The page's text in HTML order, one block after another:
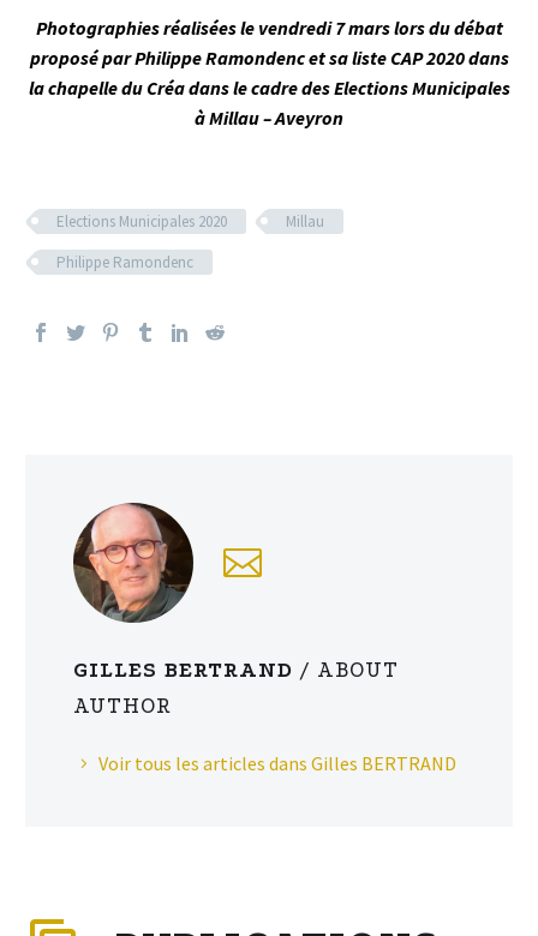
Photographies réalisées le vendredi 7 mars lors du débat
proposé par Philippe Ramondenc et sa liste CAP 2020 dans
la chapelle du Créa dans le cadre des Elections Municipales
à Millau – Aveyron
Elections Municipales 2020
Millau
Philippe Ramondenc
GILLES BERTRAND/ ABOUT
AUTHOR
Voir tous les articles dans Gilles BERTRAND